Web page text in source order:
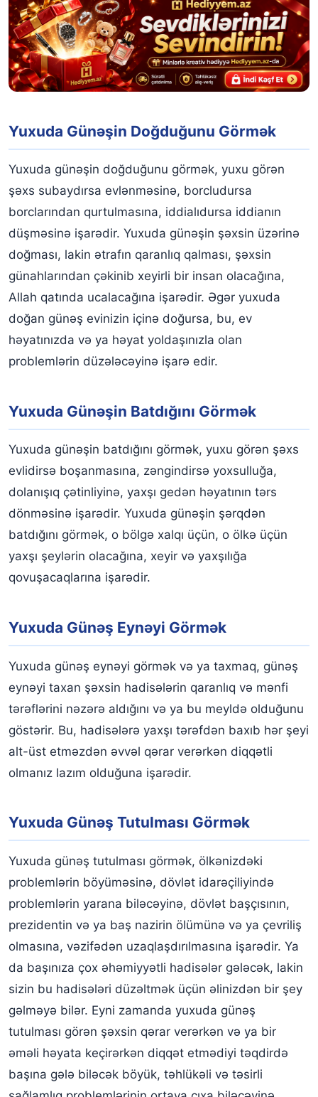
Yuxuda Günəşin Doğduğunu Görmək
Yuxuda günəşin doğduğunu görmək, yuxu görən
şəxs subaydırsa evlənməsinə, borcludursa
borclarından qurtulmasına, iddialıdursa iddianın
düşməsinə işarədir. Yuxuda günəşin şəxsin üzərinə
doğması, lakin ətrafın qaranlıq qalması, şəxsin
günahlarından çəkinib xeyirli bir insan olacağına,
Allah qatında ucalacağına işarədir. Əgər yuxuda
doğan günəş evinizin içinə doğursa, bu, ev
həyatınızda və ya həyat yoldaşınızla olan
problemlərin düzələcəyinə işarə edir.
Yuxuda Günəşin Batdığını Görmək
Yuxuda günəşin batdığını görmək, yuxu görən şəxs
evlidirsə boşanmasına, zəngindirsə yoxsulluğa,
dolanışıq çətinliyinə, yaxşı gedən həyatının tərs
dönməsinə işarədir. Yuxuda günəşin şərqdən
batdığını görmək, o bölgə xalqı üçün, o ölkə üçün
yaxşı şeylərin olacağına, xeyir və yaxşılığa
qovuşacaqlarına işarədir.
Yuxuda Günəş Eynəyi Görmək
Yuxuda günəş eynəyi görmək və ya taxmaq, günəş
eynəyi taxan şəxsin hadisələrin qaranlıq və mənfi
tərəflərini nəzərə aldığını və ya bu meyldə olduğunu
göstərir. Bu, hadisələrə yaxşı tərəfdən baxıb hər şeyi
alt-üst etməzdən əvvəl qərar verərkən diqqətli
olmanız lazım olduğuna işarədir.
Yuxuda Günəş Tutulması Görmək
Yuxuda günəş tutulması görmək, ölkənizdəki
problemlərin böyüməsinə, dövlət idarəçiliyində
problemlərin yarana biləcəyinə, dövlət başçısının,
prezidentin və ya baş nazirin ölümünə və ya çevriliş
olmasına, vəzifədən uzaqlaşdırılmasına işarədir. Ya
da başınıza çox əhəmiyyətli hadisələr gələcək, lakin
sizin bu hadisələri düzəltmək üçün əlinizdən bir şey
gəlməyə bilər. Eyni zamanda yuxuda günəş
tutulması görən şəxsin qərar verərkən və ya bir
əməli həyata keçirərkən diqqət etmədiyi təqdirdə
başına gələ biləcək böyük, təhlükəli və təsirli